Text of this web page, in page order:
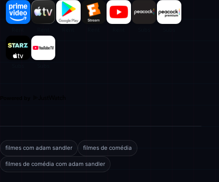
filmes com adam sandler filmes de comédia
filmes de comédia com adam sandler